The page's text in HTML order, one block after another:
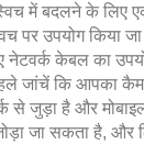
में बदलने के
पर उपयोग किया
नेटवर्क केबल का
जांचें कि आपका
से जुड़ा है और
जा सकता है, और